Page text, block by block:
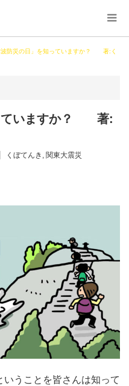
波防災の日」を知っていますか？ 著:く
ていますか？ 著:
くぼてんき , 関東大震災
うことを皆さんは知って